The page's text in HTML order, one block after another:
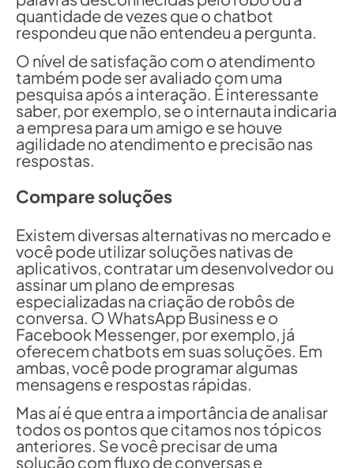
quantidade de vezes que o chatbot
respondeu que não entendeu a pergunta.
O nível de satisfação com o atendimento
também pode ser avaliado com uma
pesquisa após a interação. É interessante
saber, por exemplo, se o internauta indicaria
a empresa para um amigo e se houve
agilidade no atendimento e precisão nas
respostas.
Compare soluções
Existem diversas alternativas no mercado e
você pode utilizar soluções nativas de
aplicativos, contratar um desenvolvedor ou
assinar um plano de empresas
especializadas na criação de robôs de
conversa. O WhatsApp Business e o
Facebook Messenger, por exemplo, já
oferecem chatbots em suas soluções. Em
ambas, você pode programar algumas
mensagens e respostas rápidas.
Mas aí é que entra a importância de analisar
todos os pontos que citamos nos tópicos
anteriores. Se você precisar de uma
solução com fluxo de conversas e